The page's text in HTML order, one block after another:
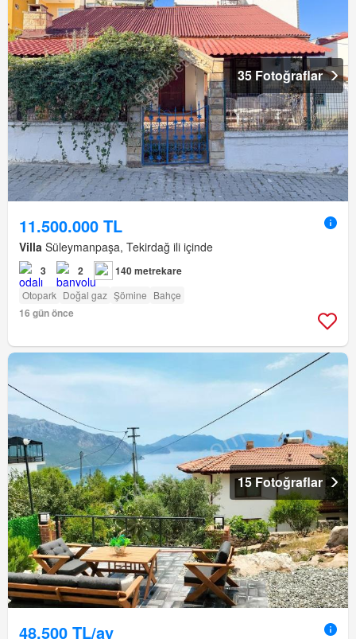
35 Fotoğraflar
11.500.000 TL
Villa Süleymanpaşa, Tekirdağ ili içinde
3 2 140 metrekare
Otopark Doğal gaz Şömine Bahçe
16 gün önce
15 Fotoğraflar
48.500 TL/ay